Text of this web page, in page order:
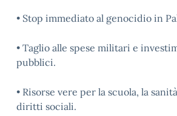
• Stop immediato al genocidio in
• Taglio alle spese militari e
pubblici.
• Risorse vere per la scuola, la
diritti sociali.